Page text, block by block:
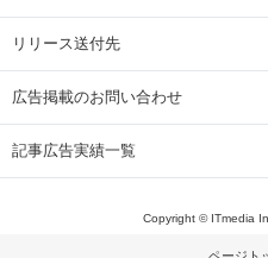
リリース送付先
広告掲載のお問い合わせ
記事広告実績一覧
Copyright © ITmedia